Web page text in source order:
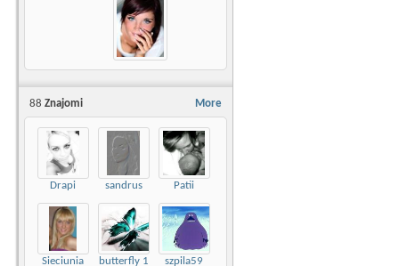
More
88 Znajomi
Drapi sandrus Patii
Sieciunia butterfly 1 szpila59